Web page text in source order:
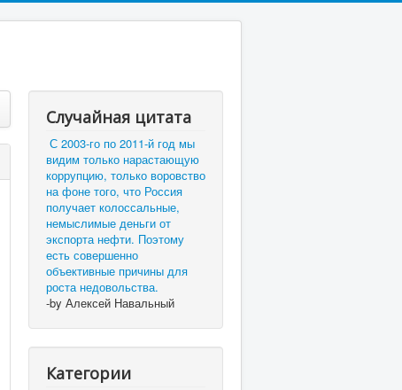
Случайная цитата
С 2003-го по 2011-й год мы
видим только нарастающую
коррупцию, только воровство
на фоне того, что Россия
получает колоссальные,
немыслимые деньги от
экспорта нефти. Поэтому
есть совершенно
объективные причины для
роста недовольства.
-by Алексей Навальный
Категории